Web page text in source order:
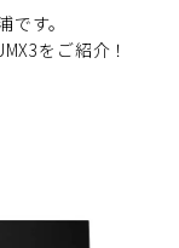
す。
をご紹介！